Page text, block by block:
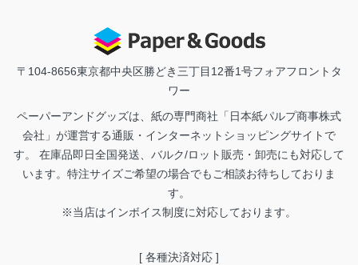
〒104-8656東京都中央区勝どき三丁目12番1号フォアフロントタ
ワー
ペーパーアンドグッズは、紙の専門商社「日本紙パルプ商事株式
会社」が運営する通販・インターネットショッピングサイトで
す。 在庫品即日全国発送、バルク/ロット販売・卸売にも対応して
います。特注サイズご希望の場合でもご相談お待ちしておりま
す。
※当店はインボイス制度に対応しております。
[ 各種決済対応 ]